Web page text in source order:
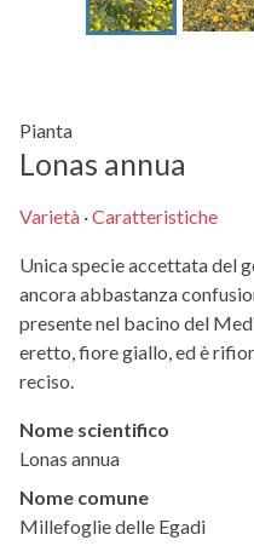
Pianta
Lonas annua
Varietà ·Caratteristiche
Unica specie accettata del
ancora abbastanza
presente nel bacino del
eretto, fiore giallo, ed è
reciso.
Nome scientifico
Lonas annua
Nome comune
Millefoglie delle Egadi